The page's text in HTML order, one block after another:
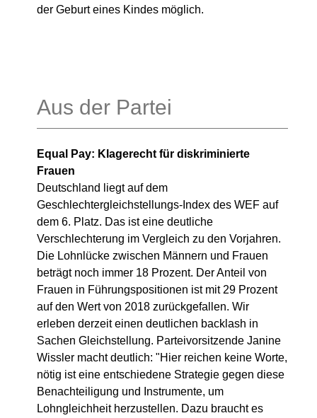
der Geburt eines Kindes möglich.
Aus der Partei
Equal Pay: Klagerecht für diskriminierte
Frauen
Deutschland liegt auf dem
Geschlechtergleichstellungs-Index des WEF auf
dem 6. Platz. Das ist eine deutliche
Verschlechterung im Vergleich zu den Vorjahren.
Die Lohnlücke zwischen Männern und Frauen
beträgt noch immer 18 Prozent. Der Anteil von
Frauen in Führungspositionen ist mit 29 Prozent
auf den Wert von 2018 zurückgefallen. Wir
erleben derzeit einen deutlichen backlash in
Sachen Gleichstellung. Parteivorsitzende Janine
Wissler macht deutlich: "Hier reichen keine Worte,
nötig ist eine entschiedene Strategie gegen diese
Benachteiligung und Instrumente, um
Lohngleichheit herzustellen. Dazu braucht es